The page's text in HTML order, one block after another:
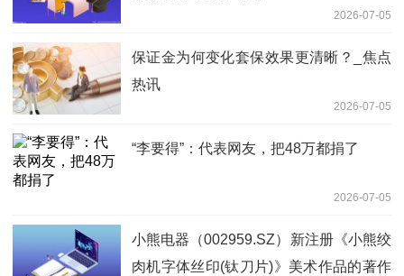
2026-07-05
保证金为何变化套保效果更清晰？_焦点
热讯
2026-07-05
“李要得”：代表网友，把48万都捐了
2026-07-05
小熊电器（002959.SZ）新注册《小熊绞
肉机字体丝印(钛刀片)》美术作品的著作